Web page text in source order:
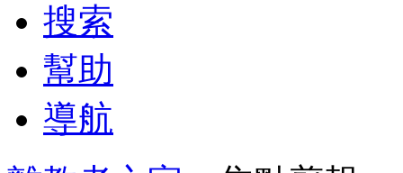
搜索
幫助
導航